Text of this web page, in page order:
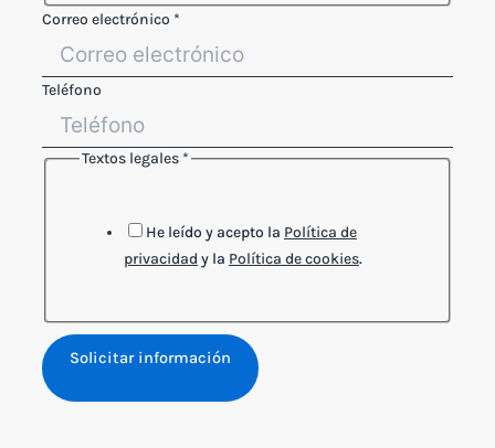
Nombre
electrónico
Correo
Correo electrónico *
Teléfono
Textos legales *
He leído y acepto la Política de
privacidad y la Política de cookies.
Solicitar información